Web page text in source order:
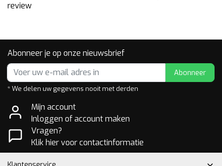
review
Abonneer je op onze nieuwsbrief
Abonneer
* We delen uw gegevens nooit met derden
Mijn account
Inloggen of account maken
Vragen?
Klik hier voor contactinformatie